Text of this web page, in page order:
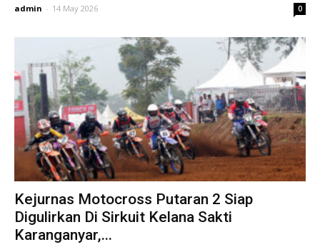
admin - 14 May 2026 0
Kejurnas Motocross Putaran 2 Siap
Digulirkan Di Sirkuit Kelana Sakti
Karanganyar,...